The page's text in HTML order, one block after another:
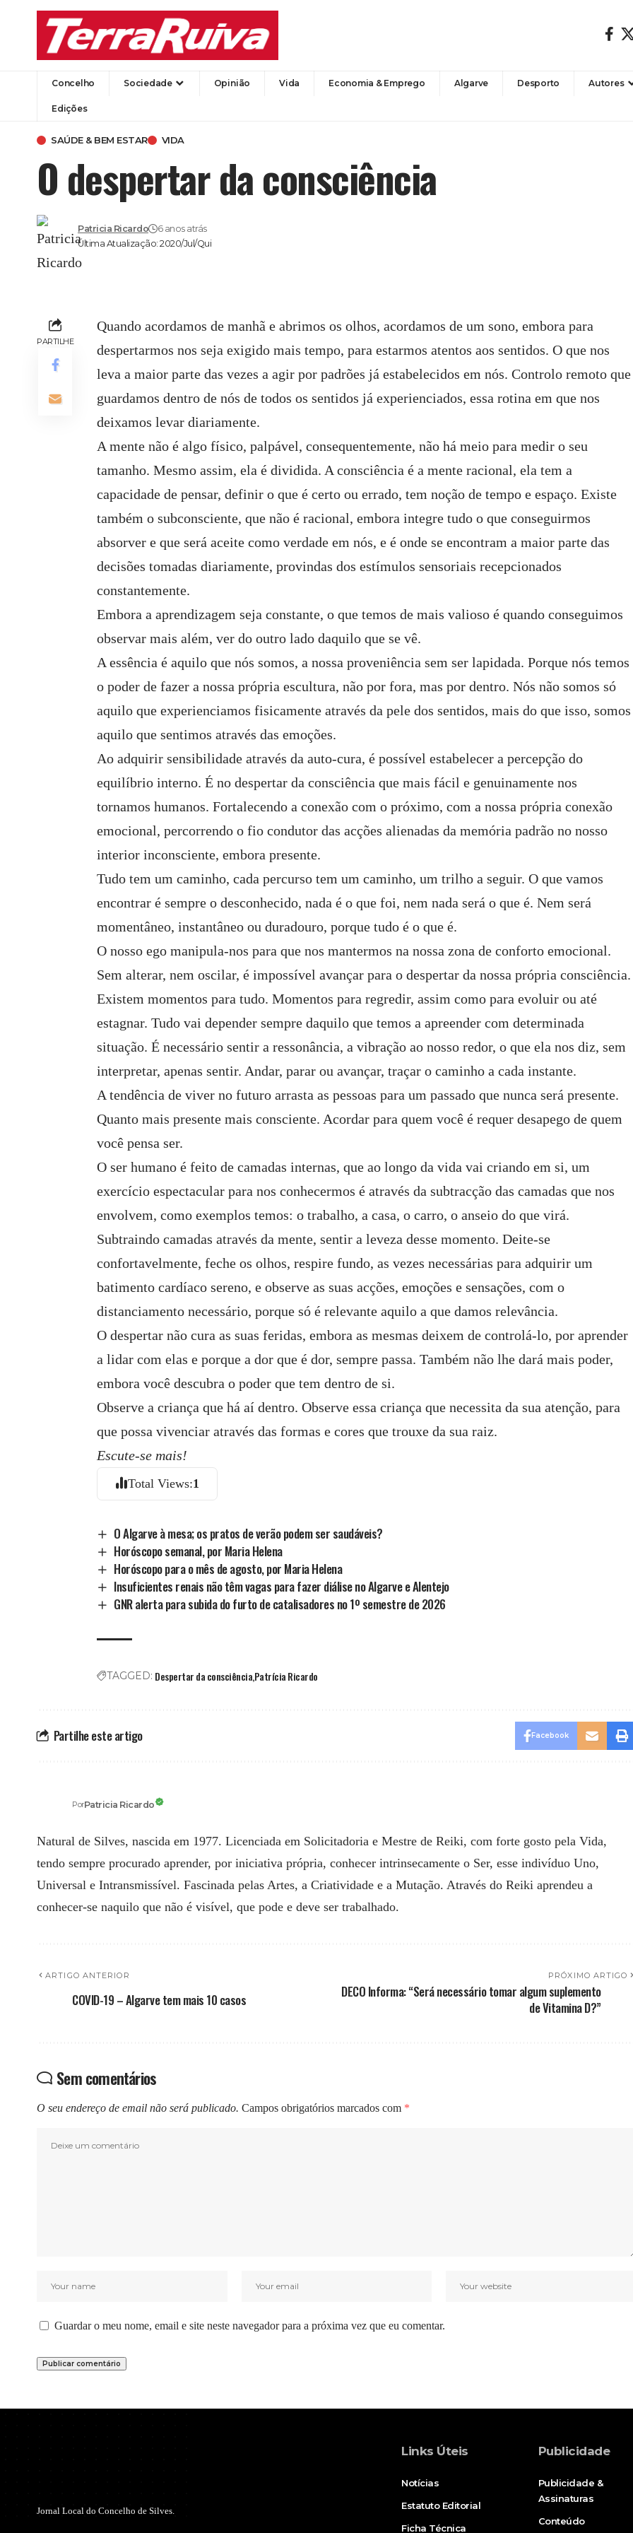
Concelho Sociedade Opinião Vida Economia & Emprego Algarve Desporto Autores
Edições
SAÚDE & BEM ESTAR VIDA
O despertar da consciência
Última Atualização: 2020/Jul/Qui
Patricia Ricardo 6 anos atrás
PARTILHE
Quando acordamos de manhã e abrimos os olhos, acordamos de um sono, embora para
despertarmos nos seja exigido mais tempo, para estarmos atentos aos sentidos. O que nos
leva a maior parte das vezes a agir por padrões já estabelecidos em nós. Controlo remoto que
guardamos dentro de nós de todos os sentidos já experienciados, essa rotina em que nos
deixamos levar diariamente.
A mente não é algo físico, palpável, consequentemente, não há meio para medir o seu
tamanho. Mesmo assim, ela é dividida. A consciência é a mente racional, ela tem a
capacidade de pensar, definir o que é certo ou errado, tem noção de tempo e espaço. Existe
também o subconsciente, que não é racional, embora integre tudo o que conseguirmos
absorver e que será aceite como verdade em nós, e é onde se encontram a maior parte das
decisões tomadas diariamente, provindas dos estímulos sensoriais recepcionados
constantemente.
Embora a aprendizagem seja constante, o que temos de mais valioso é quando conseguimos
observar mais além, ver do outro lado daquilo que se vê.
A essência é aquilo que nós somos, a nossa proveniência sem ser lapidada. Porque nós temos
o poder de fazer a nossa própria escultura, não por fora, mas por dentro. Nós não somos só
aquilo que experienciamos fisicamente através da pele dos sentidos, mais do que isso, somos
aquilo que sentimos através das emoções.
Ao adquirir sensibilidade através da auto-cura, é possível estabelecer a percepção do
equilíbrio interno. É no despertar da consciência que mais fácil e genuinamente nos
tornamos humanos. Fortalecendo a conexão com o próximo, com a nossa própria conexão
emocional, percorrendo o fio condutor das acções alienadas da memória padrão no nosso
interior inconsciente, embora presente.
Tudo tem um caminho, cada percurso tem um caminho, um trilho a seguir. O que vamos
encontrar é sempre o desconhecido, nada é o que foi, nem nada será o que é. Nem será
momentâneo, instantâneo ou duradouro, porque tudo é o que é.
O nosso ego manipula-nos para que nos mantermos na nossa zona de conforto emocional.
Sem alterar, nem oscilar, é impossível avançar para o despertar da nossa própria consciência.
Existem momentos para tudo. Momentos para regredir, assim como para evoluir ou até
estagnar. Tudo vai depender sempre daquilo que temos a apreender com determinada
situação. É necessário sentir a ressonância, a vibração ao nosso redor, o que ela nos diz, sem
interpretar, apenas sentir. Andar, parar ou avançar, traçar o caminho a cada instante.
A tendência de viver no futuro arrasta as pessoas para um passado que nunca será presente.
Quanto mais presente mais consciente. Acordar para quem você é requer desapego de quem
você pensa ser.
O ser humano é feito de camadas internas, que ao longo da vida vai criando em si, um
exercício espectacular para nos conhecermos é através da subtracção das camadas que nos
envolvem, como exemplos temos: o trabalho, a casa, o carro, o anseio do que virá.
Subtraindo camadas através da mente, sentir a leveza desse momento. Deite-se
confortavelmente, feche os olhos, respire fundo, as vezes necessárias para adquirir um
batimento cardíaco sereno, e observe as suas acções, emoções e sensações, com o
distanciamento necessário, porque só é relevante aquilo a que damos relevância.
O despertar não cura as suas feridas, embora as mesmas deixem de controlá-lo, por aprender
a lidar com elas e porque a dor que é dor, sempre passa. Também não lhe dará mais poder,
embora você descubra o poder que tem dentro de si.
Observe a criança que há aí dentro. Observe essa criança que necessita da sua atenção, para
que possa vivenciar através das formas e cores que trouxe da sua raiz.
Escute-se mais!
Total Views:1
O Algarve à mesa; os pratos de verão podem ser saudáveis?
Horóscopo semanal, por Maria Helena
Horóscopo para o mês de agosto, por Maria Helena
Insuficientes renais não têm vagas para fazer diálise no Algarve e Alentejo
GNR alerta para subida do furto de catalisadores no 1º semestre de 2026
TAGGED: Despertar da consciênciaPatrícia Ricardo
Partilhe este artigo Facebook
PorPatricia Ricardo
Natural de Silves, nascida em 1977. Licenciada em Solicitadoria e Mestre de Reiki, com forte gosto pela Vida,
tendo sempre procurado aprender, por iniciativa própria, conhecer intrinsecamente o Ser, esse indivíduo Uno,
Universal e Intransmissível. Fascinada pelas Artes, a Criatividade e a Mutação. Através do Reiki aprendeu a
conhecer-se naquilo que não é visível, que pode e deve ser trabalhado.
ARTIGO ANTERIOR
COVID-19 – Algarve tem mais 10 casos
PRÓXIMO ARTIGO
DECO Informa: “Será necessário tomar algum suplemento
de Vitamina D?”
Sem comentários
O seu endereço de email não será publicado. Campos obrigatórios marcados com *
Guardar o meu nome, email e site neste navegador para a próxima vez que eu comentar.
Jornal Local do Concelho de Silves.
Links Úteis
Notícias
Estatuto Editorial
Ficha Técnica
Publicidade
Publicidade &
Assinaturas
Conteúdo